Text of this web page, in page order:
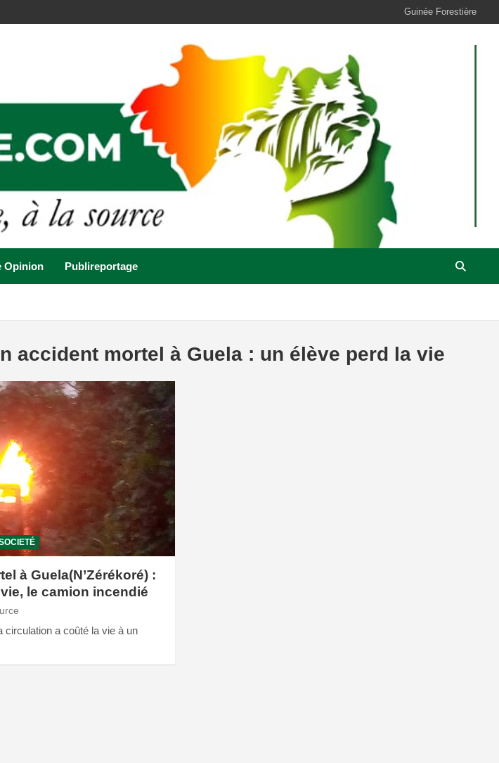
Guinée Forestière
Opinion Publireportage
accident mortel à Guela : un élève perd la vie
à Guela(N’Zérékoré) :
le camion incendié
circulation a coûté la vie à un